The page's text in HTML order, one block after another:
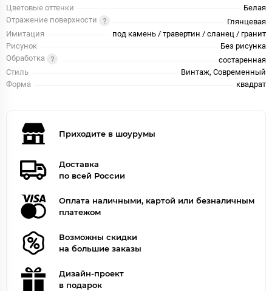
Цветовые оттенки
Белая
Отражение поверхности
Глянцевая
Имитация
под камень / травертин / сланец / гранит
Рисунок
Без рисунка
Обработка
состаренная
Стиль
Винтаж, Современный
Форма
квадрат
Приходите в шоурумы
Доставка
по всей России
Оплата наличными, картой или безналичным
платежом
Возможны скидки
на большие заказы
Дизайн-проект
в подарок